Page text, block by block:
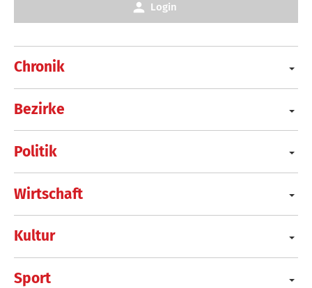
Chronik
Bezirke
Politik
Wirtschaft
Kultur
Sport
Login